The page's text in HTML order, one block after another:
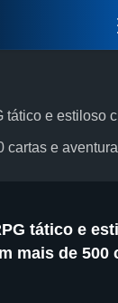
tático e estiloso
cartas e
tático e
mais de 500